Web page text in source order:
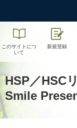
このサイトにつ
いて
新規登録
HSP／HSC
Smile